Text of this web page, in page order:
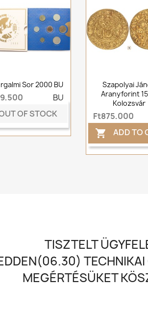
Sor 2000 BU
BU
OF STOCK
Szapolyai
Aranyforint
Kolozsvár
Ft875,000
 ADD TO
TISZTELT
TECHNIKAI
MEGÉRTÉSÜKET